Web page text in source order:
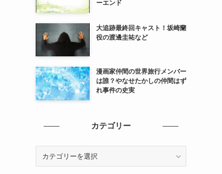
ーエンド
大追跡最終回キャスト！坂崎蘭
役の渡邊圭祐など
漫画家仲間の世界旅行メンバー
は誰？やなせたかしの仲間はず
れ事件の史実
カテゴリー